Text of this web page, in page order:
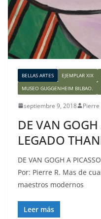
BELLAS ARTES EJEMPLAR XIX
MUSEO GUGGENHEIM BILBAO.
septiembre 9, 2018 Pierre
DE VAN
LEGADO
DE VAN GOGH A
Por: Pierre R. Mas de
maestros modernos
Leer más